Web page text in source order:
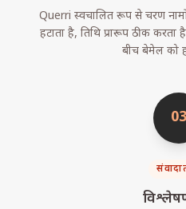
Querri स्वचालित रूप से चरण
हटाता है, तिथि प्रारूप ठीक करता
बीच बेमेल को
03